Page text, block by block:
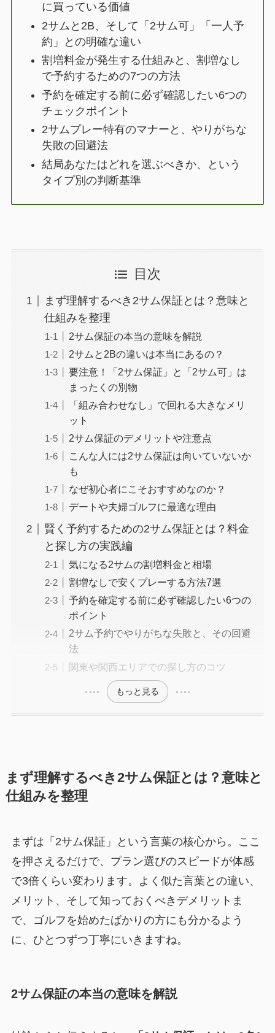
に買っている価値
2サムと2B、そして「2サム可」「一人予
約」との明確な違い
割増料金が発生する仕組みと、割増なし
で予約するための7つの方法
予約を確定する前に必ず確認したい6つの
チェックポイント
2サムプレー特有のマナーと、やりがちな
失敗の回避法
結局あなたはどれを選ぶべきか、という
タイプ別の判断基準
目次
まず理解するべき2サム保証とは？意味と
仕組みを整理
2サム保証の本当の意味を解説
2サムと2Bの違いは本当にあるの？
要注意！「2サム保証」と「2サム可」は
まったくの別物
「組み合わせなし」で回れる大きなメリ
ット
2サム保証のデメリットや注意点
こんな人には2サム保証は向いていないか
も
なぜ初心者にこそおすすめなのか？
デートや夫婦ゴルフに最適な理由
賢く予約するための2サム保証とは？料金
と探し方の実践編
気になる2サムの割増料金と相場
割増なしで安くプレーする方法7選
予約を確定する前に必ず確認したい6つの
ポイント
2サム予約でやりがちな失敗と、その回避
法
関東や関西エリアでの探し方のコツ
もっと見る
まず理解するべき2サム保証とは？意味と
仕組みを整理
まずは「2サム保証」という言葉の核心から。ここ
を押さえるだけで、プラン選びのスピードが体感
で3倍くらい変わります。よく似た言葉との違い、
メリット、そして知っておくべきデメリットま
で、ゴルフを始めたばかりの方にも分かるよう
に、ひとつずつ丁寧にいきますね。
2サム保証の本当の意味を解説